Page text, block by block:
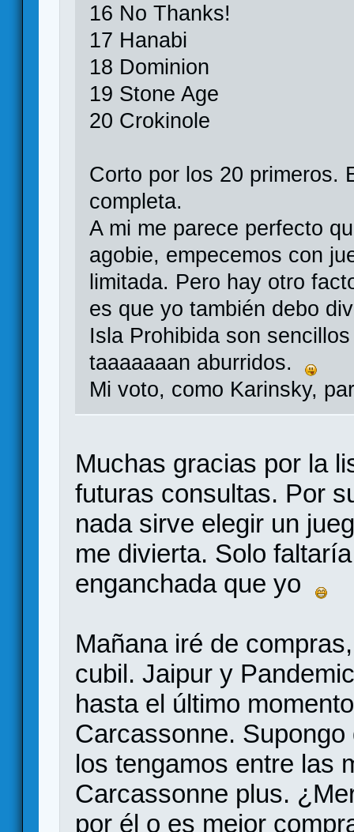
16 No Thanks!
17 Hanabi
18 Dominion
19 Stone Age
20 Crokinole
Corto por los 20 primeros.
completa.
A mi me parece perfecto
agobie, empecemos con
limitada. Pero hay otro
es que yo también debo
Isla Prohibida son
taaaaaaan aburridos.
Mi voto, como Karinsky,
Muchas gracias por la
futuras consultas. Por
nada sirve elegir un
me divierta. Solo
enganchada que yo
Mañana iré de
cubil. Jaipur y
hasta el último
Carcassonne.
los tengamos entre las
Carcassonne plus.
por él o es mejor